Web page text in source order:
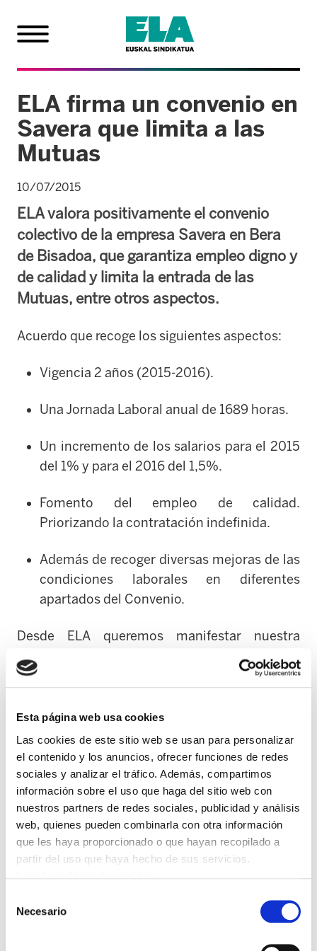
Esta página web usa cookies
Las cookies de este sitio web se usan para personalizar
el contenido y los anuncios, ofrecer funciones de redes
sociales y analizar el tráfico. Además, compartimos
información sobre el uso que haga del sitio web con
nuestros partners de redes sociales, publicidad y análisis
web, quienes pueden combinarla con otra información
que les haya proporcionado o que hayan recopilado a
partir del uso que haya hecho de sus servicios.
Necesario
ELA firma un convenio en
Savera que limita a las
Mutuas
10/07/2015
ELA valora positivamente el convenio
colectivo de la empresa Savera en Bera
de Bisadoa, que garantiza empleo digno y
de calidad y limita la entrada de las
Mutuas, entre otros aspectos.
Acuerdo que recoge los siguientes aspectos:
Vigencia 2 años (2015-2016).
Una Jornada Laboral anual de 1689 horas.
Un incremento de los salarios para el 2015
del 1% y para el 2016 del 1,5%.
Fomento del empleo de calidad.
Priorizando la contratación indefinida.
Además de recoger diversas mejoras de las
condiciones laborales en diferentes
apartados del Convenio.
Desde ELA queremos manifestar nuestra
pública felicitación por el esfuerzo e
implicación de todas las personas que trabajan
posible alcanzar este Acuerdo que supone la
renovación del convenio de empresa. Convenio
de empresa que sigue en la línea de reforzar y
priorizar un modelo empresarial donde se
garantiza un empleo digno y de calidad. Con la
consecución de este último convenio, son ya
13 las personas que desde el año 2013 han
pasado de tener un contrato eventual y